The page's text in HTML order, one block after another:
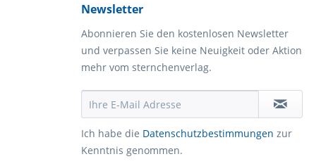
Newsletter
Abonnieren Sie den kostenlosen Newsletter
und verpassen Sie keine Neuigkeit oder Aktion
mehr vom sternchenverlag.
Ich habe die Datenschutzbestimmungen zur
Kenntnis genommen.